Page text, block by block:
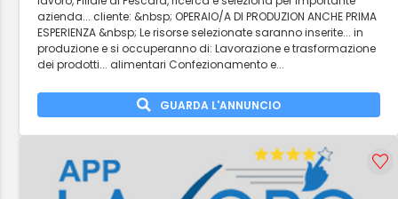
azienda... cliente: &nbsp; OPERAIO/A DI PRODUZION ANCHE PRIMA
ESPERIENZA &nbsp; Le risorse selezionate saranno inserite... in
produzione e si occuperanno di: Lavorazione e trasformazione
dei prodotti... alimentari Confezionamento e...
GUARDA L'ANNUNCIO